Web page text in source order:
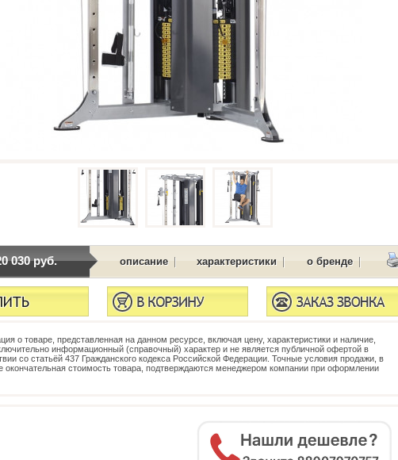
030 руб. описание | характеристики | о бренде |
о товаре, представленная на данном ресурсе, включая цену, характеристики и наличие,
информационный (справочный) характер и не является публичной офертой в
со статьёй 437 Гражданского кодекса Российской Федерации. Точные условия продажи, в
окончательная стоимость товара, подтверждаются менеджером компании при оформлении